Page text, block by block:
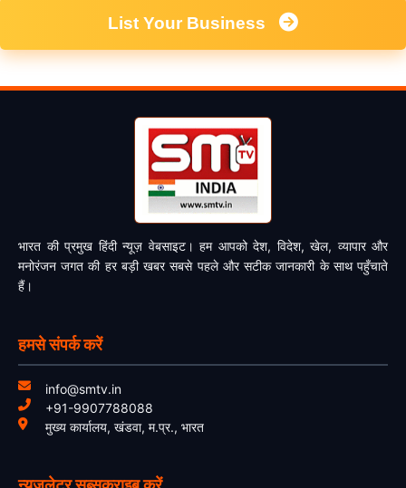
List Your Business
भारत की प्रमुख हिंदी न्यूज़ वेबसाइट। हम आपको देश, विदेश, खेल, व्यापार और
मनोरंजन जगत की हर बड़ी खबर सबसे पहले और सटीक जानकारी के साथ पहुँचाते
हैं।
हमसे संपर्क करें
info@smtv.in
+91-9907788088
मुख्य कार्यालय, खंडवा, म.प्र., भारत